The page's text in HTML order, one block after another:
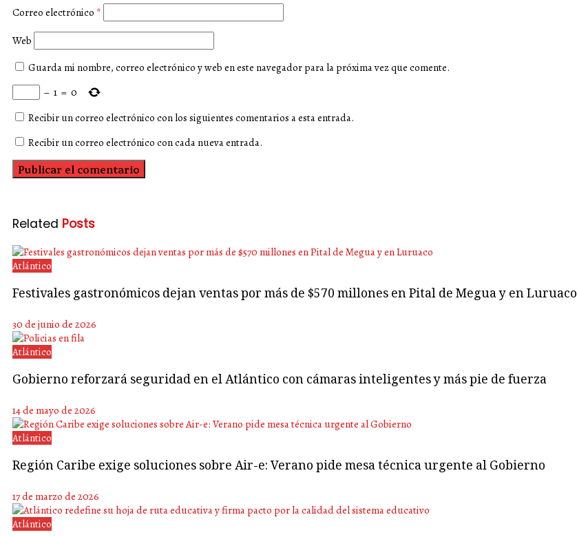
Correo electrónico *
Web
Guarda mi nombre, correo electrónico y web en este navegador para la próxima vez que comente.
− 1 = 0
Recibir un correo electrónico con los siguientes comentarios a esta entrada.
Recibir un correo electrónico con cada nueva entrada.
Related Posts
Atlántico
Festivales gastronómicos dejan ventas por más de $570 millones en Pital de Megua y en Luruaco
30 de junio de 2026
Atlántico
Gobierno reforzará seguridad en el Atlántico con cámaras inteligentes y más pie de fuerza
14 de mayo de 2026
Atlántico
Región Caribe exige soluciones sobre Air-e: Verano pide mesa técnica urgente al Gobierno
17 de marzo de 2026
Atlántico